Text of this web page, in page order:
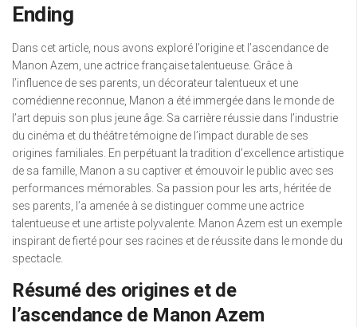
Ending
Dans cet article, nous avons exploré l’origine et l’ascendance de
Manon Azem, une actrice française talentueuse. Grâce à
l’influence de ses parents, un décorateur talentueux et une
comédienne reconnue, Manon a été immergée dans le monde de
l’art depuis son plus jeune âge. Sa carrière réussie dans l’industrie
du cinéma et du théâtre témoigne de l’impact durable de ses
origines familiales. En perpétuant la tradition d’excellence artistique
de sa famille, Manon a su captiver et émouvoir le public avec ses
performances mémorables. Sa passion pour les arts, héritée de
ses parents, l’a amenée à se distinguer comme une actrice
talentueuse et une artiste polyvalente. Manon Azem est un exemple
inspirant de fierté pour ses racines et de réussite dans le monde du
spectacle.
Résumé des origines et de
l’ascendance de Manon Azem